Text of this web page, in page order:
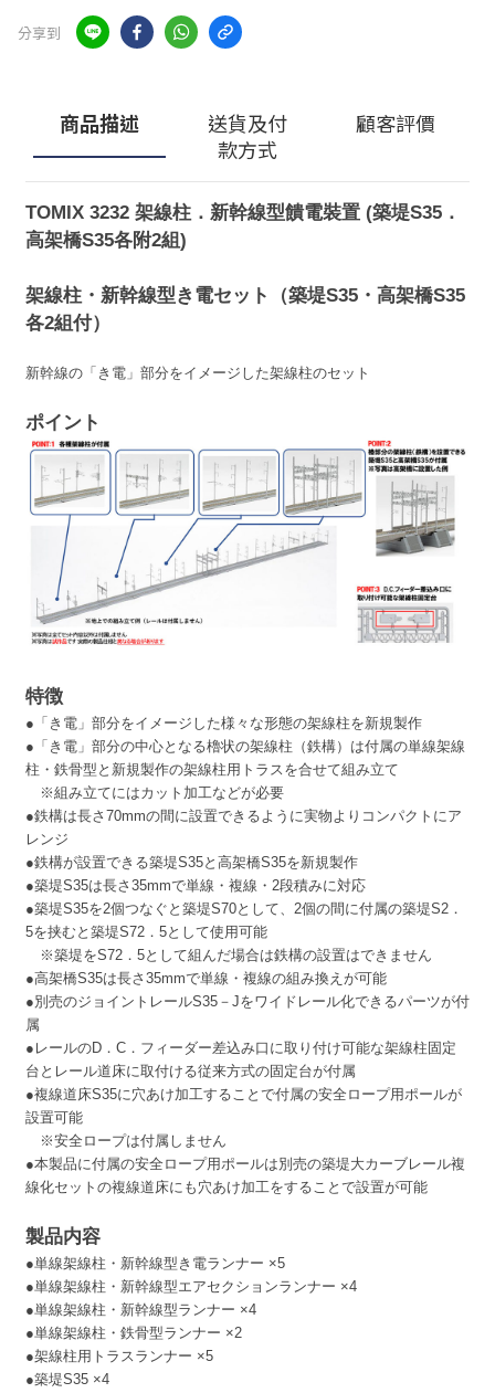
分享到
商品描述
送貨及付
款方式
顧客評價
TOMIX 3232 架線柱．新幹線型饋電裝置 (築堤S35．
高架橋S35各附2組)
架線柱・新幹線型き電セット（築堤S35・高架橋S35
各2組付）
新幹線の「き電」部分をイメージした架線柱のセット
ポイント
特徴
●「き電」部分をイメージした様々な形態の架線柱を新規製作
●「き電」部分の中心となる櫓状の架線柱（鉄構）は付属の単線架線
柱・鉄骨型と新規製作の架線柱用トラスを合せて組み立て
※組み立てにはカット加工などが必要
●鉄構は長さ70mmの間に設置できるように実物よりコンパクトにア
レンジ
●鉄構が設置できる築堤S35と高架橋S35を新規製作
●築堤S35は長さ35mmで単線・複線・2段積みに対応
●築堤S35を2個つなぐと築堤S70として、2個の間に付属の築堤S2．
5を挟むと築堤S72．5として使用可能
※築堤をS72．5として組んだ場合は鉄構の設置はできません
●高架橋S35は長さ35mmで単線・複線の組み換えが可能
●別売のジョイントレールS35－Jをワイドレール化できるパーツが付
属
●レールのD．C．フィーダー差込み口に取り付け可能な架線柱固定
台とレール道床に取付ける従来方式の固定台が付属
●複線道床S35に穴あけ加工することで付属の安全ロープ用ポールが
設置可能
※安全ロープは付属しません
●本製品に付属の安全ロープ用ポールは別売の築堤大カーブレール複
線化セットの複線道床にも穴あけ加工をすることで設置が可能
製品内容
●単線架線柱・新幹線型き電ランナー ×5
●単線架線柱・新幹線型エアセクションランナー ×4
●単線架線柱・新幹線型ランナー ×4
●単線架線柱・鉄骨型ランナー ×2
●架線柱用トラスランナー ×5
●築堤S35 ×4